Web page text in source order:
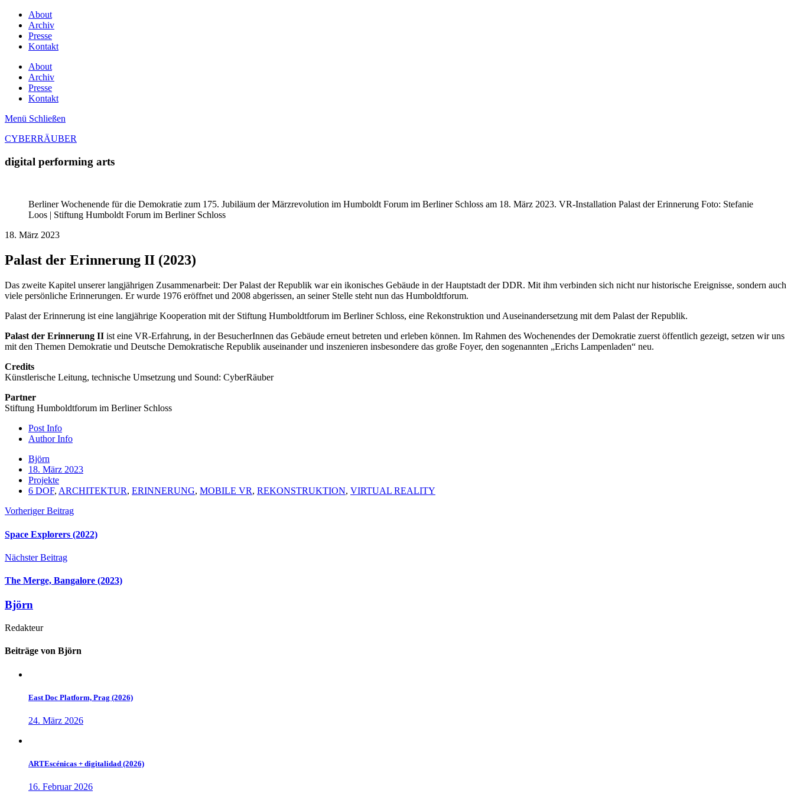
About
Archiv
Presse
Kontakt
About
Archiv
Presse
Kontakt
Menü Schließen
CYBERRÄUBER
digital performing arts
Berliner Wochenende für die Demokratie zum 175. Jubiläum der Märzrevolution im Humboldt Forum im Berliner Schloss am 18. März 2023. VR-Installation Palast der Erinnerung Foto: Stefanie
Loos | Stiftung Humboldt Forum im Berliner Schloss
18. März 2023
Palast der Erinnerung II (2023)
Das zweite Kapitel unserer langjährigen Zusammenarbeit: Der Palast der Republik war ein ikonisches Gebäude in der Hauptstadt der DDR. Mit ihm verbinden sich nicht nur historische Ereignisse, sondern auch
viele persönliche Erinnerungen. Er wurde 1976 eröffnet und 2008 abgerissen, an seiner Stelle steht nun das Humboldtforum.
Palast der Erinnerung ist eine langjährige Kooperation mit der Stiftung Humboldtforum im Berliner Schloss, eine Rekonstruktion und Auseinandersetzung mit dem Palast der Republik.
Palast der Erinnerung II ist eine VR-Erfahrung, in der BesucherInnen das Gebäude erneut betreten und erleben können. Im Rahmen des Wochenendes der Demokratie zuerst öffentlich gezeigt, setzen wir uns
mit den Themen Demokratie und Deutsche Demokratische Republik auseinander und inszenieren insbesondere das große Foyer, den sogenannten „Erichs Lampenladen“ neu.
Credits
Künstlerische Leitung, technische Umsetzung und Sound: CyberRäuber
Partner
Stiftung Humboldtforum im Berliner Schloss
Post Info
Author Info
Björn
18. März 2023
Projekte
6 DOF, ARCHITEKTUR, ERINNERUNG, MOBILE VR, REKONSTRUKTION, VIRTUAL REALITY
Vorheriger Beitrag
Space Explorers (2022)
Nächster Beitrag
The Merge, Bangalore (2023)
Björn
Redakteur
Beiträge von Björn
East Doc Platform, Prag (2026)
24. März 2026
ARTEscénicas + digitalidad (2026)
16. Februar 2026